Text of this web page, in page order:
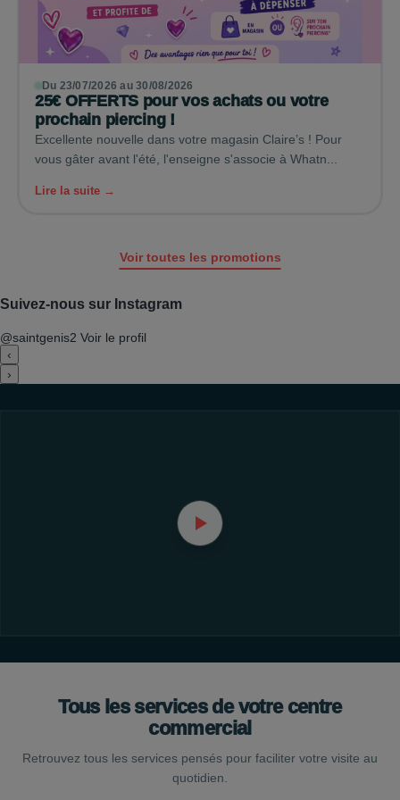
Du 23/07/2026 au 30/08/2026
25€ OFFERTS pour vos achats ou votre
prochain piercing !
Excellente nouvelle dans votre magasin Claire’s ! Pour
vous gâter avant l'été, l'enseigne s'associe à Whatn...
Lire la suite →
Voir toutes les promotions
Suivez-nous sur Instagram
@saintgenis2 Voir le profil
‹
›
Tous les services de votre centre
commercial
Retrouvez tous les services pensés pour faciliter votre visite au
quotidien.